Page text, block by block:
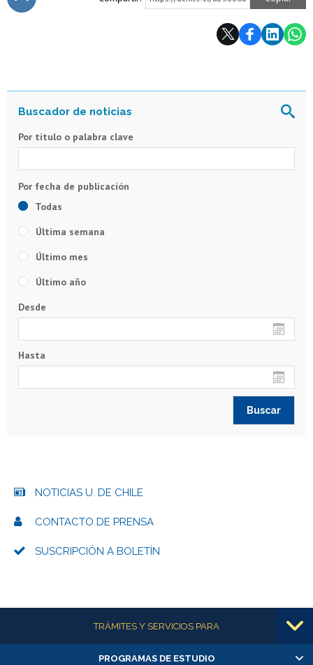
Por título o palabra clave
Todas
Última semana
Último mes
Último año
Desde
Hasta
NOTICIAS U. DE CHILE
CONTACTO DE PRENSA
SUSCRIPCIÓN A BOLETÍN
Más informaciónTRÁMITES Y SERVICIOS PARA
Alumnas/os y exalumnas/os
PROGRAMAS DE ESTUDIO